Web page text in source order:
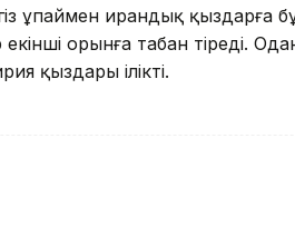
ұпаймен ирандық қыздарға
орынға табан тіреді.
қыздары ілікті.